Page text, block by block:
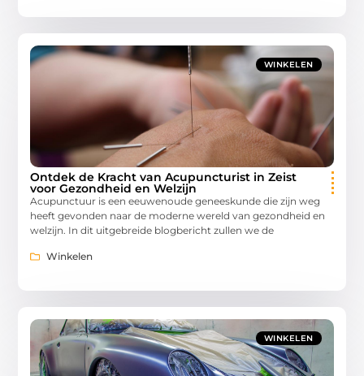
WINKELEN
Ontdek de Kracht van Acupuncturist in Zeist
voor Gezondheid en Welzijn
Acupunctuur is een eeuwenoude geneeskunde die zijn weg
heeft gevonden naar de moderne wereld van gezondheid en
welzijn. In dit uitgebreide blogbericht zullen we de
Winkelen
WINKELEN